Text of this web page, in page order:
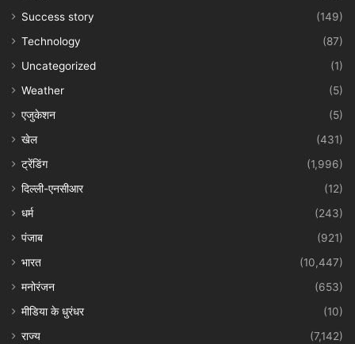
Success story
(149)
Technology
(87)
Uncategorized
(1)
Weather
(5)
एजुकेशन
(5)
खेल
(431)
ट्रेंडिंग
(1,996)
दिल्ली-एनसीआर
(12)
धर्म
(243)
पंजाब
(921)
भारत
(10,447)
मनोरंजन
(653)
मीडिया के धुरंधर
(10)
राज्य
(7,142)